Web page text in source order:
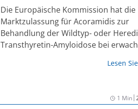
mit Kardiomyopathie
Die Europäische Kommission hat die
Marktzulassung für Acoramidis zur
Behandlung der Wildtyp- oder
Transthyretin-Amyloidose bei
CM) in der EU erteilt. ATTR-CM ist eine
mit Herzinsuffizienz darstellt.
Lesen
1 Min|